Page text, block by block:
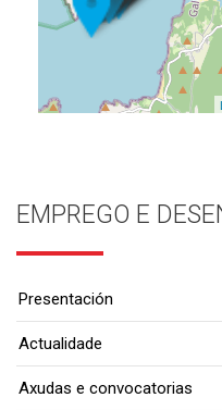
EMPREGO E
Presentación
Actualidade
Axudas e convocatorias